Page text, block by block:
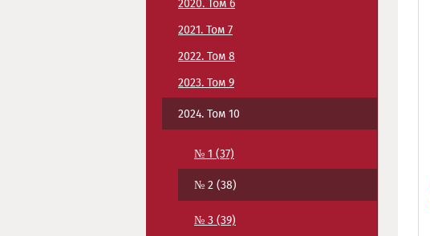
2020. Том 6
2021. Том 7
2022. Том 8
2023. Том 9
2024. Том 10
№ 1 (37)
№ 2 (38)
№ 3 (39)